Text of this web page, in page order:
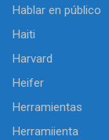
Hablar en público
Haiti
Harvard
Heifer
Herramientas
Herramiienta